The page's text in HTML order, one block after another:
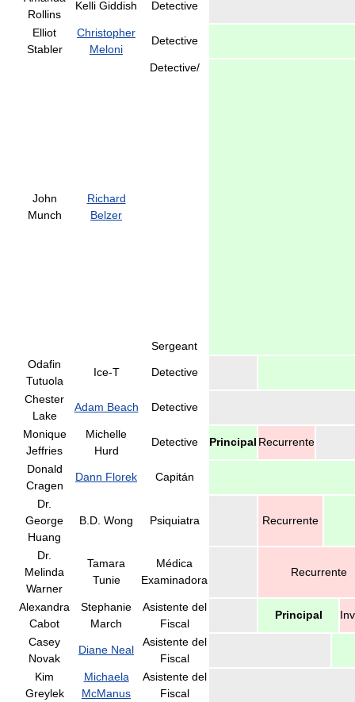
Rollins
Kelli Giddish Detective
Elliot
Stabler
Christopher
Meloni
Detective
John
Munch
Richard
Belzer
Detective/
Sergeant
Odafin
Tutuola
Ice-T Detective
Chester
Lake
Adam Beach Detective
Monique
Jeffries
Michelle
Hurd
Detective Principal Recurrente
Donald
Cragen
Dann Florek Capitán
Dr.
George
Huang
B.D. Wong Psiquiatra Recurrente
Dr.
Melinda
Warner
Tamara
Tunie
Médica
Examinadora
Recurrente
Alexandra
Cabot
Stephanie
March
Asistente del
Fiscal
Principal
Casey
Novak
Diane Neal
Asistente del
Fiscal
Kim
Greylek
Michaela
McManus
Asistente del
Fiscal